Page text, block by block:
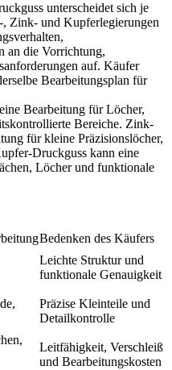
unterscheidet sich je
Zink- und Kupferlegierungen
an die Vorrichtung,
auf. Käufer
Bearbeitungsplan für
Bearbeitung für Löcher,
Bereiche. Zink-
für kleine Präzisionslöcher,
Druckguss kann eine
Löcher und funktionale
Bedenken des Käufers
Leichte Struktur und
funktionale Genauigkeit
Präzise Kleinteile und
Detailkontrolle
Leitfähigkeit, Verschleiß
und Bearbeitungskosten